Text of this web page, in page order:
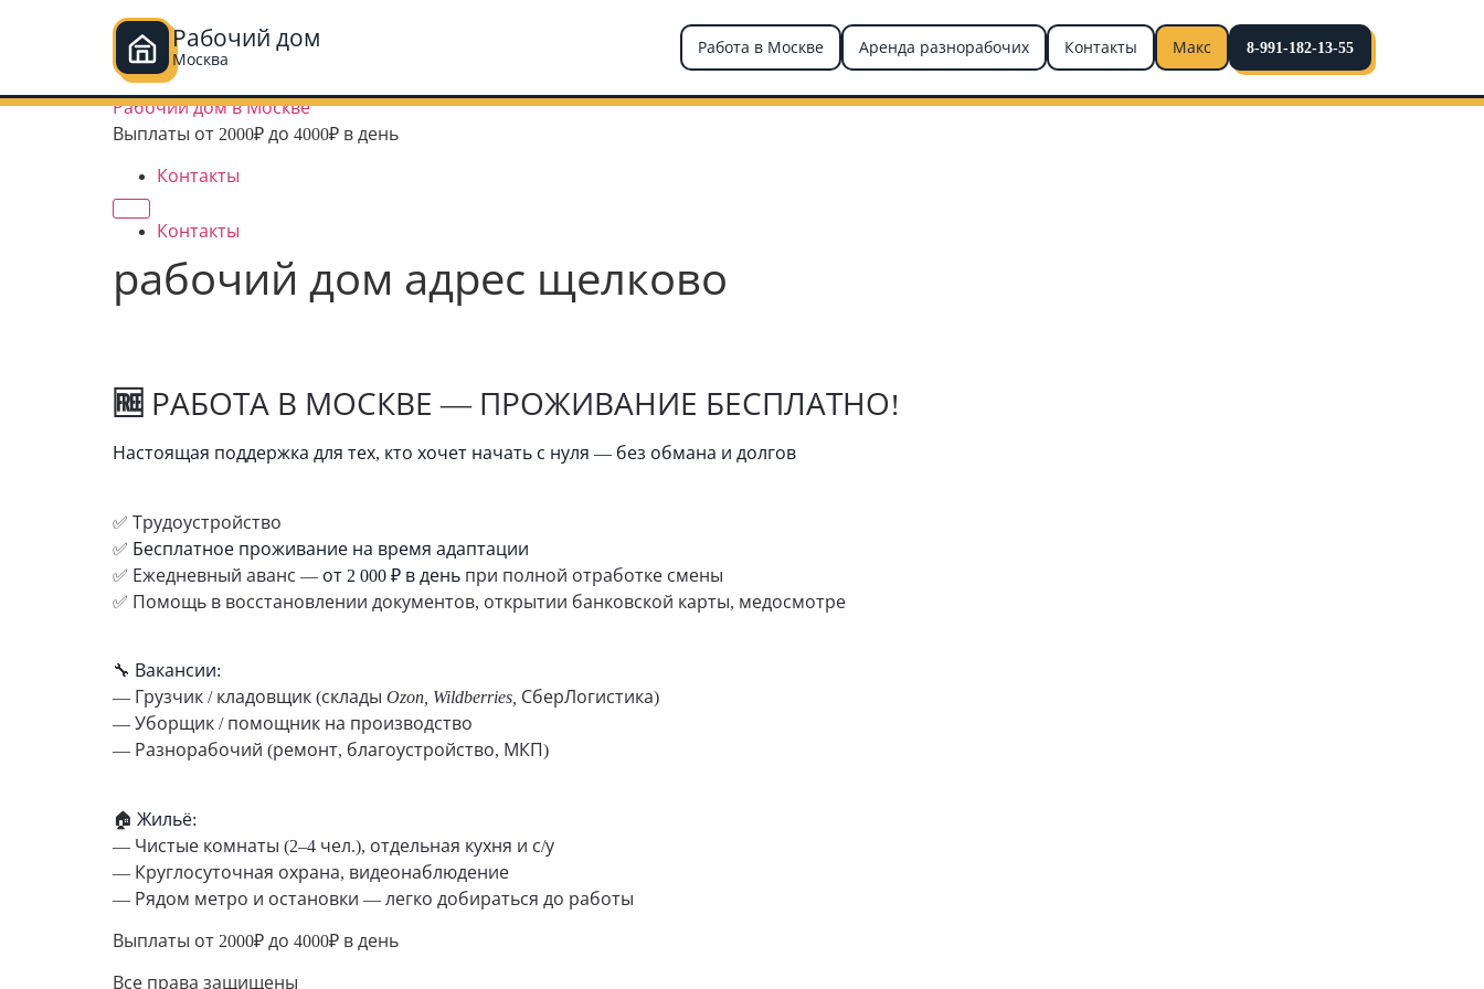
Рабочий дом
Москва
Работа в Москве Аренда разнорабочих Контакты Макс 8-991-182-13-55
Перейти
Рабочий дом в Москве
Выплаты от 2000₽ до 4000₽ в день
Контакты
Контакты
рабочий дом адрес щелково
🆓 РАБОТА В МОСКВЕ — ПРОЖИВАНИЕ БЕСПЛАТНО!
Настоящая поддержка для тех, кто хочет начать с нуля — без обмана и долгов
✅ Трудоустройство
✅ Бесплатное проживание на время адаптации
✅ Ежедневный аванс — от 2 000 ₽ в день при полной отработке смены
✅ Помощь в восстановлении документов, открытии банковской карты, медосмотре
🔧 Вакансии:
— Грузчик / кладовщик (склады Ozon, Wildberries, СберЛогистика)
— Уборщик / помощник на производство
— Разнорабочий (ремонт, благоустройство, МКП)
🏠 Жильё:
— Чистые комнаты (2–4 чел.), отдельная кухня и с/у
— Круглосуточная охрана, видеонаблюдение
— Рядом метро и остановки — легко добираться до работы
Выплаты от 2000₽ до 4000₽ в день
Все права защищены